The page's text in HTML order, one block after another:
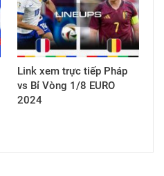
Link xem trực tiếp Pháp
vs Bỉ Vòng 1/8 EURO
2024